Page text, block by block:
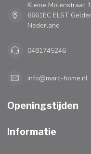
Kleine Molenstraat
6661EC ELST
Nederland
0481745246
info@marc-home.nl
Openingstijden
Informatie